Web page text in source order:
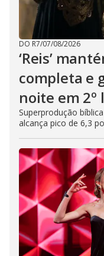
DO R7/07/08/2026
‘Reis’
completa e
noite em 2º
Superprodução
alcança pico de 6,3